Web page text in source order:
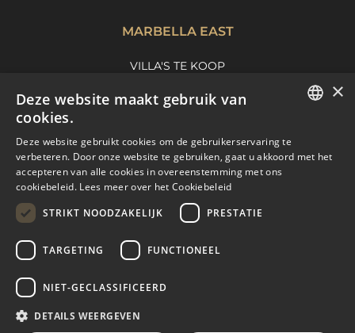
MARBELLA EAST
VILLA'S TE KOOP
MARBELLA EAST GUIDE
© COPYRIGHT 2008PURE LIVING PROPERTIES
COOKIEBELEID
BUILT BY INMOBA
SPANISH
×
Deze website maakt gebruik van
cookies.
Deze website gebruikt cookies om de gebruikerservaring te
verbeteren. Door onze website te gebruiken, gaat u akkoord met het
accepteren van alle cookies in overeenstemming met ons
cookiebeleid. Lees meer over het Cookiebeleid
STRIKT NOODZAKELIJK
PRESTATIE
TARGETING FUNCTIONEEL
NIET-GECLASSIFICEERD
DETAILS WEERGEVEN